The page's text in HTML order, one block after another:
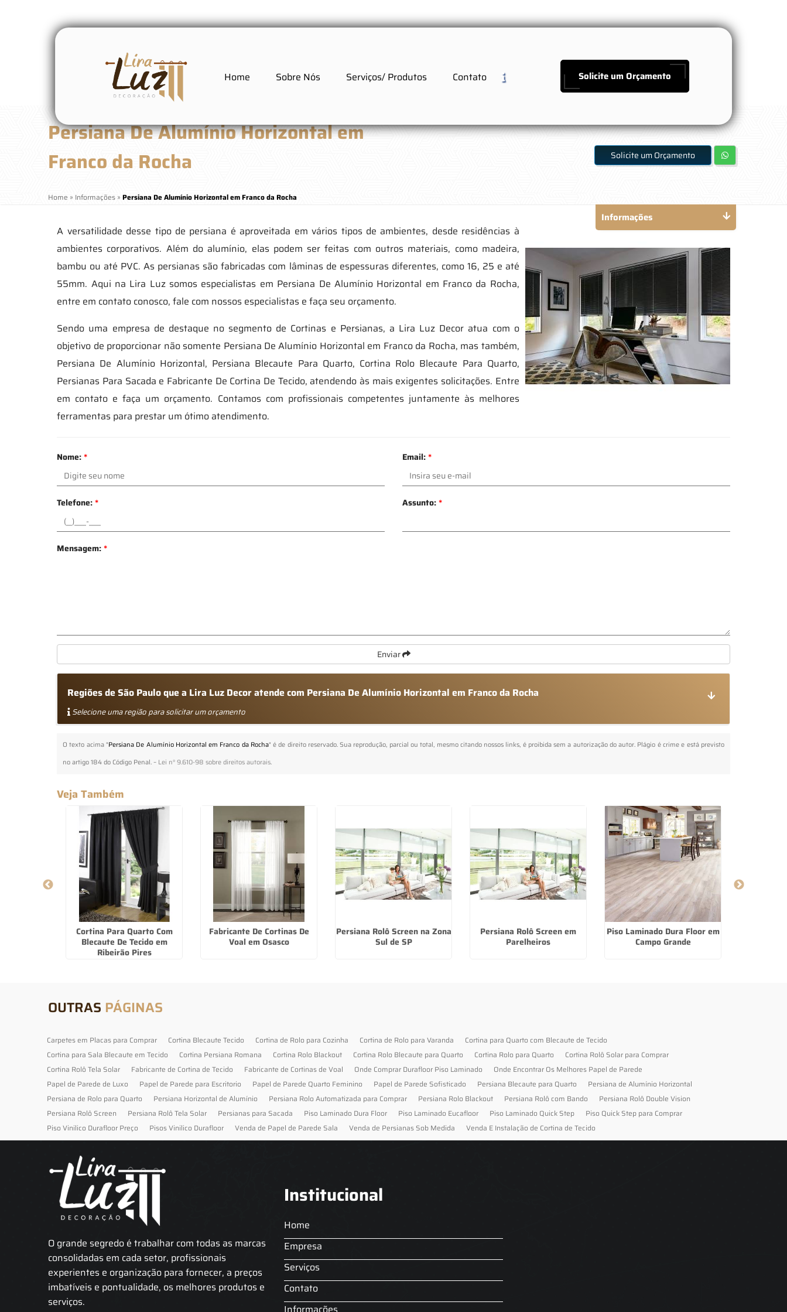
Home Sobre Nós Serviços/ Produtos Contato Solicite um Orçamento
Persiana De Alumínio Horizontal em
Franco da Rocha
Home » Informações »Persiana De Alumínio Horizontal em Franco da Rocha
Solicite um Orçamento
A versatilidade desse tipo de persiana é aproveitada em vários tipos de ambientes, desde residências à
ambientes corporativos. Além do alumínio, elas podem ser feitas com outros materiais, como madeira,
bambu ou até PVC. As persianas são fabricadas com lâminas de espessuras diferentes, como 16, 25 e até
55mm. Aqui na Lira Luz somos especialistas em Persiana De Alumínio Horizontal em Franco da Rocha,
entre em contato conosco, fale com nossos especialistas e faça seu orçamento.
Sendo uma empresa de destaque no segmento de Cortinas e Persianas, a Lira Luz Decor atua com o
objetivo de proporcionar não somente Persiana De Alumínio Horizontal em Franco da Rocha, mas também,
Persiana De Alumínio Horizontal, Persiana Blecaute Para Quarto, Cortina Rolo Blecaute Para Quarto,
Persianas Para Sacada e Fabricante De Cortina De Tecido, atendendo às mais exigentes solicitações. Entre
em contato e faça um orçamento. Contamos com profissionais competentes juntamente às melhores
ferramentas para prestar um ótimo atendimento.
Nome:* Email:*
Telefone:* Assunto:*
Mensagem:*
Enviar
Regiões de São Paulo que a Lira Luz Decor atende com Persiana De Alumínio Horizontal em Franco da Rocha
Selecione uma região para solicitar um orçamento
O texto acima "Persiana De Alumínio Horizontal em Franco da Rocha" é de direito reservado. Sua reprodução, parcial ou total, mesmo citando nossos links, é proibida sem a autorização do autor. Plágio é crime e está previsto
no artigo 184 do Código Penal. – Lei n° 9.610-98 sobre direitos autorais.
Informações
Veja Também
Cortina Para Quarto Com
Blecaute De Tecido em
Ribeirão Pires
Fabricante De Cortinas De
Voal em Osasco
Persiana Rolô Screen na Zona
Sul de SP
Persiana Rolô Screen em
Parelheiros
Piso Laminado Dura Floor em
Campo Grande
OUTRAS PÁGINAS
Carpetes em Placas para Comprar Cortina Blecaute Tecido Cortina de Rolo para Cozinha Cortina de Rolo para Varanda
Cortina para Quarto com Blecaute de Tecido
Cortina para Sala Blecaute em Tecido
Cortina Persiana Romana Cortina Rolo Blackout Cortina Rolo Blecaute para Quarto Cortina Rolo para Quarto
Cortina Rolô Solar para Comprar
Cortina Rolô Tela Solar
Fabricante de Cortina de Tecido Fabricante de Cortinas de Voal Onde Comprar Durafloor Piso Laminado
Onde Encontrar Os Melhores Papel de Parede
Papel de Parede de Luxo
Papel de Parede para Escritorio Papel de Parede Quarto Feminino Papel de Parede Sofisticado Persiana Blecaute para Quarto
Persiana de Alumínio Horizontal
Persiana de Rolo para Quarto
Persiana Horizontal de Alumínio Persiana Rolo Automatizada para Comprar Persiana Rolo Blackout Persiana Rolô com Bando
Persiana Rolô Double Vision
Persiana Rolô Screen
Persiana Rolô Tela Solar Persianas para Sacada Piso Laminado Dura Floor Piso Laminado Eucafloor Piso Laminado Quick Step
Piso Quick Step para Comprar
Piso Vinilico Durafloor Preço
Pisos Vinilico Durafloor Venda de Papel de Parede Sala Venda de Persianas Sob Medida Venda E Instalação de Cortina de Tecido
O grande segredo é trabalhar com todas as marcas
consolidadas em cada setor, profissionais
experientes e organização para fornecer, a preços
imbatíveis e pontualidade, os melhores produtos e
serviços.
Institucional
Home
Empresa
Serviços
Contato